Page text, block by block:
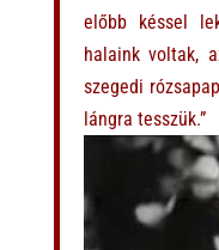
előbb késsel
halaink voltak,
szegedi
lángra tesszük.”